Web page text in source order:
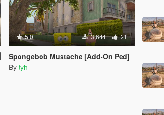
5.0 3,644 21
Spongebob Mustache [Add-On Ped]
By tyh